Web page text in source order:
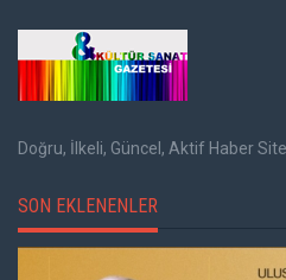
Doğru, İlkeli, Güncel, Aktif Haber
SON EKLENENLER